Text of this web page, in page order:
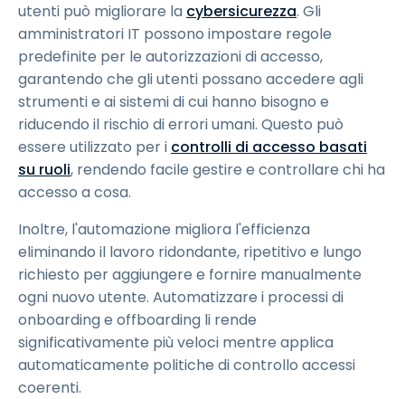
utenti può migliorare la cybersicurezza. Gli
amministratori IT possono impostare regole
predefinite per le autorizzazioni di accesso,
garantendo che gli utenti possano accedere agli
strumenti e ai sistemi di cui hanno bisogno e
riducendo il rischio di errori umani. Questo può
essere utilizzato per i controlli di accesso basati
su ruoli, rendendo facile gestire e controllare chi ha
accesso a cosa.
Inoltre, l'automazione migliora l'efficienza
eliminando il lavoro ridondante, ripetitivo e lungo
richiesto per aggiungere e fornire manualmente
ogni nuovo utente. Automatizzare i processi di
onboarding e offboarding li rende
significativamente più veloci mentre applica
automaticamente politiche di controllo accessi
coerenti.